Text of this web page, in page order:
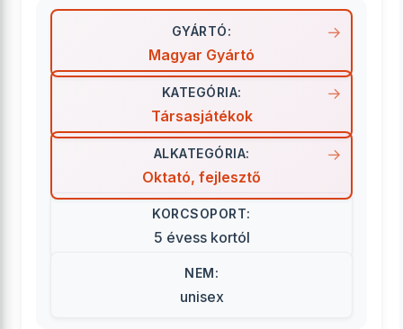
GYÁRTÓ:
Magyar Gyártó
KATEGÓRIA:
Társasjátékok
ALKATEGÓRIA:
Oktató, fejlesztő
KORCSOPORT:
5 évess kortól
NEM:
unisex